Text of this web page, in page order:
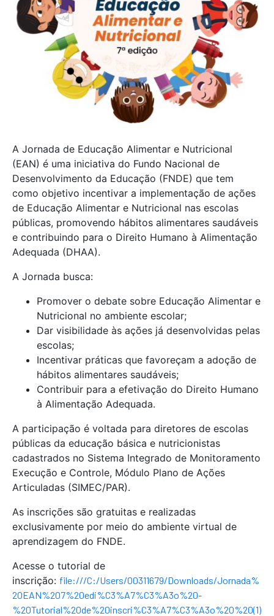
A Jornada de Educação Alimentar e Nutricional
(EAN) é uma iniciativa do Fundo Nacional de
Desenvolvimento da Educação (FNDE) que tem
como objetivo incentivar a implementação de ações
de Educação Alimentar e Nutricional nas escolas
públicas, promovendo hábitos alimentares saudáveis
e contribuindo para o Direito Humano à Alimentação
Adequada (DHAA).
A Jornada busca:
Promover o debate sobre Educação Alimentar e
Nutricional no ambiente escolar;
Dar visibilidade às ações já desenvolvidas pelas
escolas;
Incentivar práticas que favoreçam a adoção de
hábitos alimentares saudáveis;
Contribuir para a efetivação do Direito Humano
à Alimentação Adequada.
A participação é voltada para diretores de escolas
públicas da educação básica e nutricionistas
cadastrados no Sistema Integrado de Monitoramento
Execução e Controle, Módulo Plano de Ações
Articuladas (SIMEC/PAR).
As inscrições são gratuitas e realizadas
exclusivamente por meio do ambiente virtual de
aprendizagem do FNDE.
Acesse o tutorial de
inscrição: file:///C:/Users/00311679/Downloads/Jornada%
20EAN%207%20edi%C3%A7%C3%A3o%20-
%20Tutorial%20de%20inscri%C3%A7%C3%A3o%20%20(1)